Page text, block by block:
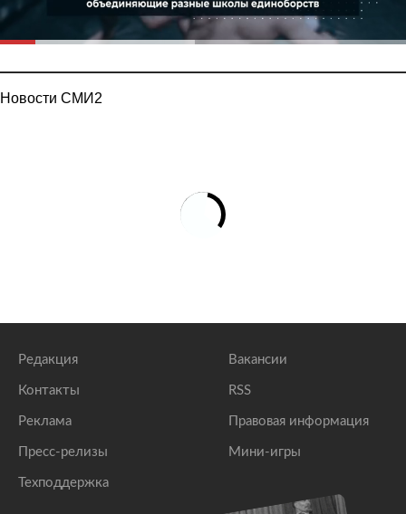
Новости СМИ2
Редакция
Контакты
Реклама
Пресс-релизы
Техподдержка
Вакансии
RSS
Правовая информация
Мини-игры